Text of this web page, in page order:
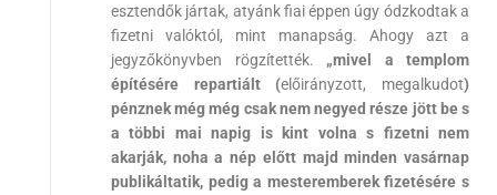
esztendők jártak, atyánk fiai éppen úgy ódzkodtak a
fizetni valóktól, mint manapság. Ahogy azt a
jegyzőkönyvben rögzítették. „mivel a templom
építésére repartiált (előirányzott, megalkudot)
pénznek még még csak nem negyed része jött be s
a többi mai napig is kint volna s fizetni nem
akarják, noha a nép előtt majd minden vasárnap
publikáltatik, pedig a mesteremberek fizetésére s